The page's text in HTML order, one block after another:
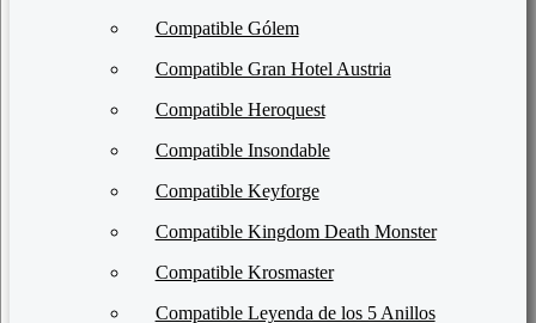
Compatible Gólem
Compatible Gran Hotel Austria
Compatible Heroquest
Compatible Insondable
Compatible Keyforge
Compatible Kingdom Death Monster
Compatible Krosmaster
Compatible Leyenda de los 5 Anillos